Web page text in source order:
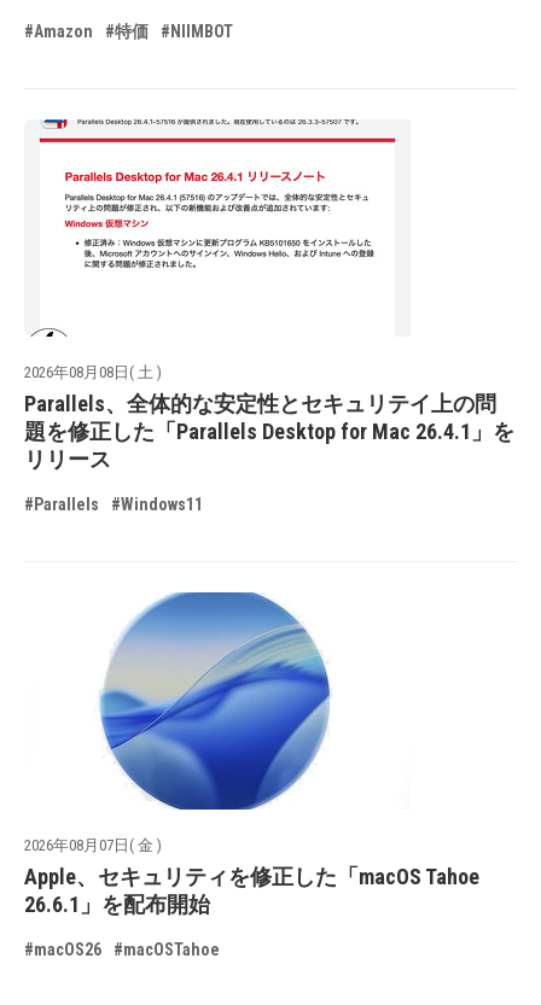
#Amazon #特価 #NIIMBOT
2026年08月08日( 土 )
Parallels、全体的な安定性とセキュリテイ上の問
題を修正した「Parallels Desktop for Mac 26.4.1」を
リリース
#Parallels #Windows11
2026年08月07日( 金 )
Apple、セキュリティを修正した「macOS Tahoe
26.6.1」を配布開始
#macOS26 #macOSTahoe